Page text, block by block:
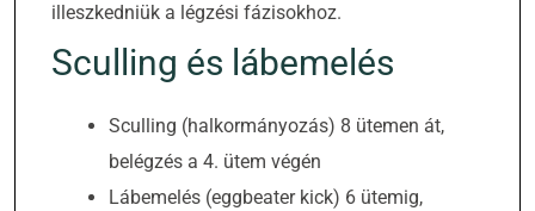
illeszkedniük a légzési fázisokhoz.
Sculling és lábemelés
Sculling (halkormányozás) 8 ütemen át,
belégzés a 4. ütem végén
Lábemelés (eggbeater kick) 6 ütemig,